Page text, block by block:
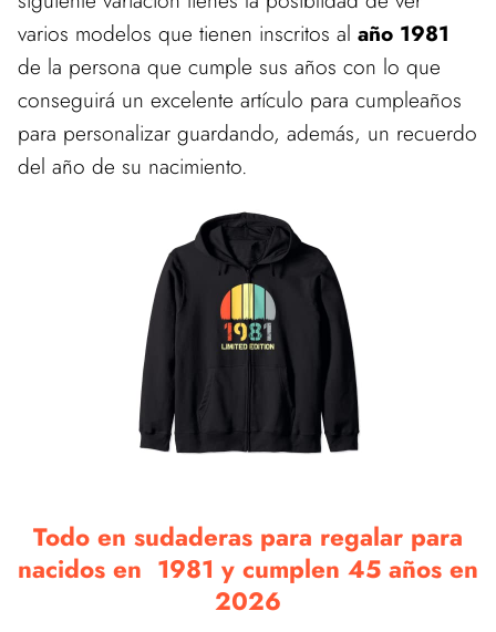
varios modelos que tienen inscritos al año 1981
de la persona que cumple sus años con lo que
conseguirá un excelente artículo para cumpleaños
para personalizar guardando, además, un recuerdo
del año de su nacimiento.
Todo en sudaderas para regalar para
nacidos en 1981 y cumplen 45 años en
2026